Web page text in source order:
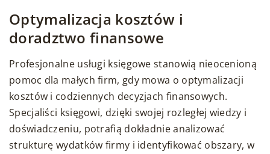
Optymalizacja kosztów i
doradztwo finansowe
Profesjonalne usługi księgowe stanowią nieocenioną
pomoc dla małych firm, gdy mowa o optymalizacji
kosztów i codziennych decyzjach finansowych.
Specjaliści księgowi, dzięki swojej rozległej wiedzy i
doświadczeniu, potrafią dokładnie analizować
strukturę wydatków firmy i identyfikować obszary, w